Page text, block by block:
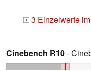
+ 3 Einzelwerte
Cinebench R10-